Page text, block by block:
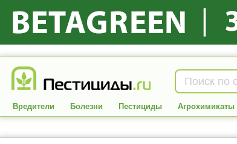
Вредители Болезни Пестициды Агрохимикаты